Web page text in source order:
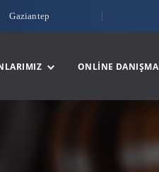
Gaziantep
ONLINE